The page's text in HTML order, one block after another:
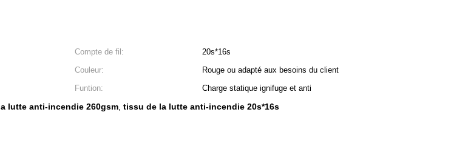
Compte de fil:
20s*16s
Couleur:
Rouge ou adapté aux besoins du client
Funtion:
Charge statique ignifuge et anti
lutte anti-incendie 260gsm, tissu de la lutte anti-incendie 20s*16s